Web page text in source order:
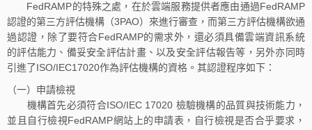
FedRAMP的特殊之處，在於雲端服務提供者應由通過FedRAMP
認證的第三方評估機構（3PAO）來進行審查，而第三方評估機構欲通
過認證，除了要符合FedRAMP的需求外，還必須具備雲端資訊系統
的評估能力、備妥安全評估計畫、以及安全評估報告等，另外亦同時
引進了ISO/IEC17020作為評估機構的資格。其認證程序如下：
（一）申請檢視
機構首先必須符合ISO/IEC 17020 檢驗機構的品質與技術能力，
並且自行檢視FedRAMP網站上的申請表，自行檢視是否合乎要求，